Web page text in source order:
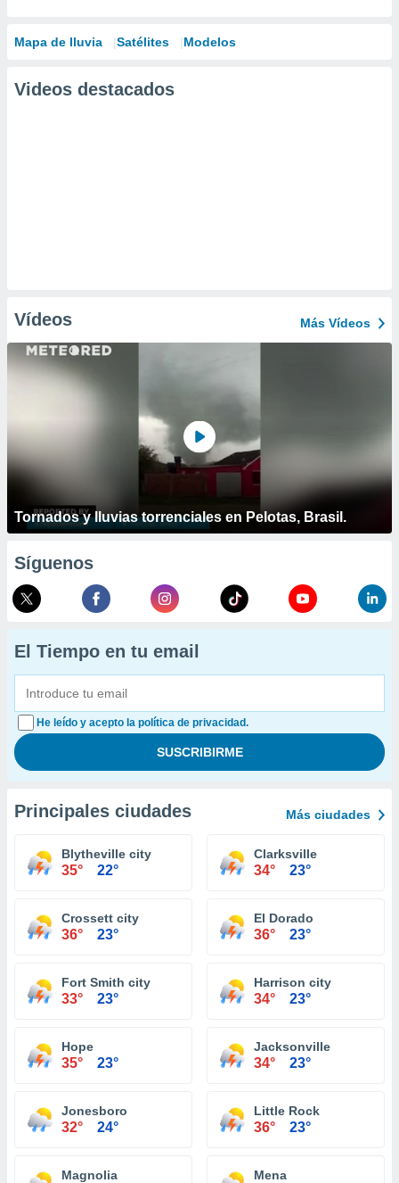
Mapa de lluvia Satélites Modelos
Videos destacados
Vídeos Más Vídeos
Tornados y lluvias torrenciales en Pelotas, Brasil.
Síguenos
El Tiempo en tu email
He leído y acepto la política de privacidad.
Principales ciudades Más ciudades
Blytheville city
35° 22°
Clarksville
34° 23°
Crossett city
36° 23°
El Dorado
36° 23°
Fort Smith city
33° 23°
Harrison city
34° 23°
Hope
35° 23°
Jacksonville
34° 23°
Jonesboro
32° 24°
Little Rock
36° 23°
Magnolia Mena